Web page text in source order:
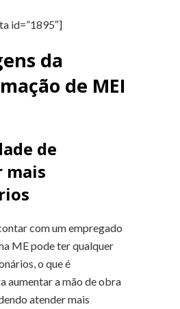
id=”1895″]
da
de MEI
de
mais
com um empregado
ME pode ter qualquer
o que é
aumentar a mão de obra
atender mais